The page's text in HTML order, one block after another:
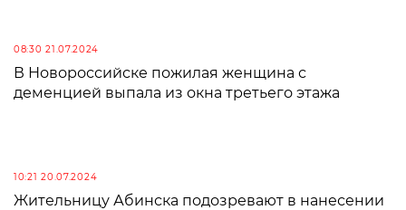
08:30 21.07.2024
В Новороссийске пожилая женщина с
деменцией выпала из окна третьего этажа
10:21 20.07.2024
Жительницу Абинска подозревают в нанесении